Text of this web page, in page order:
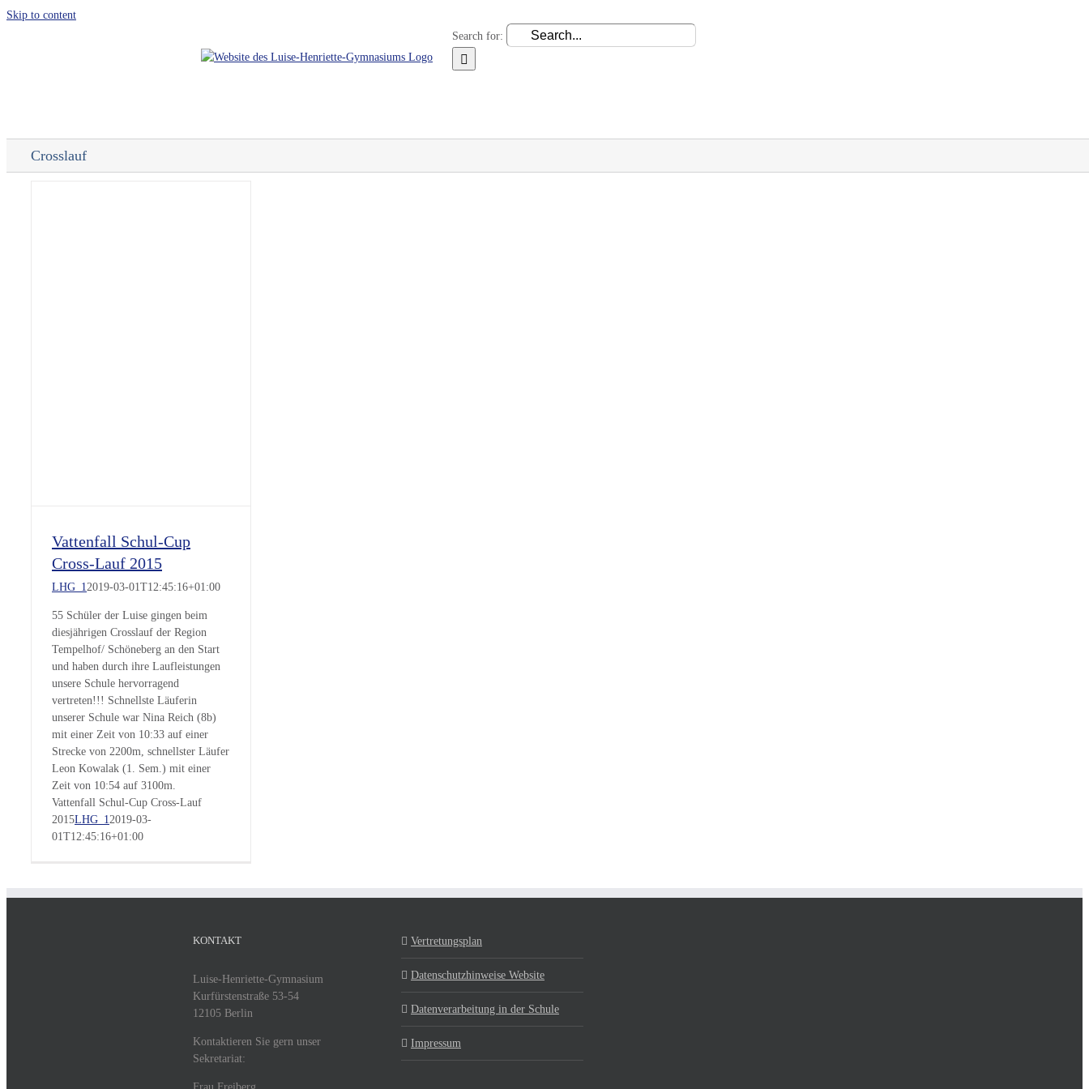
Skip to content
Search for:
Crosslauf
Vattenfall Schul-Cup
Cross-Lauf 2015
LHG_12019-03-01T12:45:16+01:00
55 Schüler der Luise gingen beim
diesjährigen Crosslauf der Region
Tempelhof/ Schöneberg an den Start
und haben durch ihre Laufleistungen
unsere Schule hervorragend
vertreten!!! Schnellste Läuferin
unserer Schule war Nina Reich (8b)
mit einer Zeit von 10:33 auf einer
Strecke von 2200m, schnellster Läufer
Leon Kowalak (1. Sem.) mit einer
Zeit von 10:54 auf 3100m.
Vattenfall Schul-Cup Cross-Lauf
2015LHG_12019-03-
01T12:45:16+01:00
KONTAKT
Luise-Henriette-Gymnasium
Kurfürstenstraße 53-54
12105 Berlin
Kontaktieren Sie gern unser
Sekretariat:
Vertretungsplan
Datenschutzhinweise Website
Datenverarbeitung in der Schule
Impressum